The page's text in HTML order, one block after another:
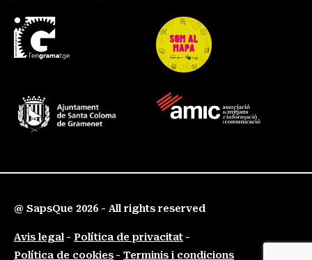
@ SapsQue 2026 - All rights reserved
Avis legal
Política de privacitat
Política de cookies
Terminis i condicions